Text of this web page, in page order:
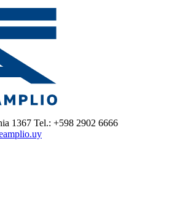
1367 Tel.: +598 2902 6666